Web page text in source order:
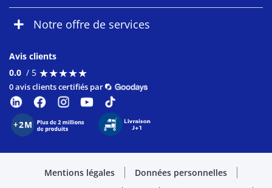
Notre offre de services
Avis clients
0.0 / 5 ★★★★★
★★★★★
0 avis clients certifiés par
Mentions légales
Données personnelles